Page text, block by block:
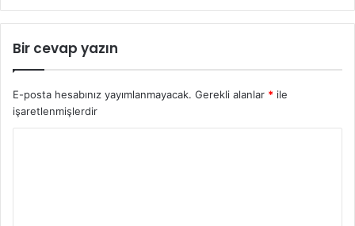
Bir cevap yazın
E-posta hesabınız yayımlanmayacak. Gerekli alanlar * ile
işaretlenmişlerdir